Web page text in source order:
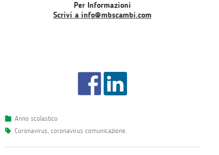
Per Informazioni
Scrivi a info@mbscambi.com
Anno scolastico
coronavirus, coronavirus comunicazione.